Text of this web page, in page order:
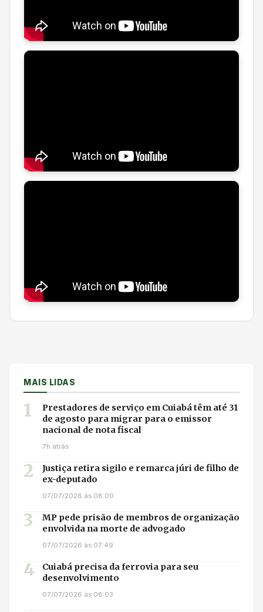
MAIS LIDAS
1
Prestadores de serviço em Cuiabá têm até 31
de agosto para migrar para o emissor
nacional de nota fiscal
7h atrás
2
Justiça retira sigilo e remarca júri de filho de
ex-deputado
07/07/2026 às 08:00
3
MP pede prisão de membros de organização
envolvida na morte de advogado
07/07/2026 às 07:49
4
Cuiabá precisa da ferrovia para seu
desenvolvimento
07/07/2026 às 08:03